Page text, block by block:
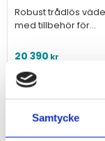
Samtycke
Robust trådlös
med tillbehör för
TCP eller RTU med
20 390 kr